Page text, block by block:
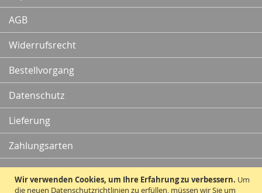
Wir verwenden Cookies, um Ihre Erfahrung zu verbessern. Um
die neuen Datenschutzrichtlinien zu erfüllen, müssen wir Sie um
AGB
Widerrufsrecht
Bestellvorgang
Datenschutz
Lieferung
Zahlungsarten
Kontakt